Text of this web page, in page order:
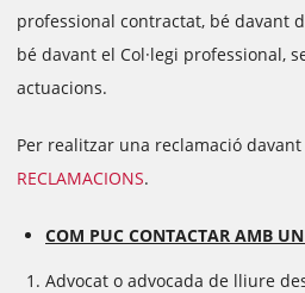
professional contractat, bé davant
bé davant el Col·legi professional,
actuacions.
Per realitzar una reclamació davant
RECLAMACIONS.
COM PUC CONTACTAR AMB
Advocat o advocada de lliure